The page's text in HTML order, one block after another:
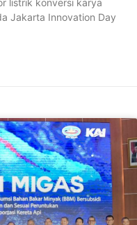
Jakarta Innovation Day